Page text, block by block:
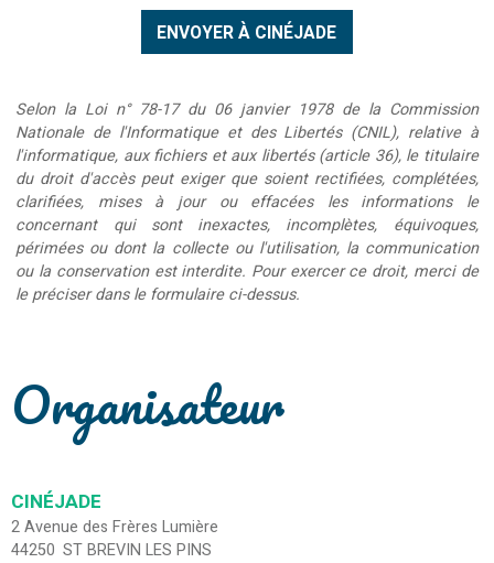
Selon la Loi n° 78-17 du 06 janvier 1978 de la Commission
Nationale de l'Informatique et des Libertés (CNIL), relative à
l'informatique, aux fichiers et aux libertés (article 36), le titulaire
du droit d'accès peut exiger que soient rectifiées, complétées,
clarifiées, mises à jour ou effacées les informations le
concernant qui sont inexactes, incomplètes, équivoques,
périmées ou dont la collecte ou l'utilisation, la communication
ou la conservation est interdite. Pour exercer ce droit, merci de
le préciser dans le formulaire ci-dessus.
Organisateur
CINÉJADE
2 Avenue des Frères Lumière
44250 ST BREVIN LES PINS